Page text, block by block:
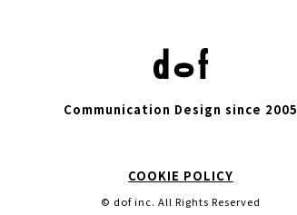
Communication Design since 2005
COOKIE POLICY
© dof inc. All Rights Reserved